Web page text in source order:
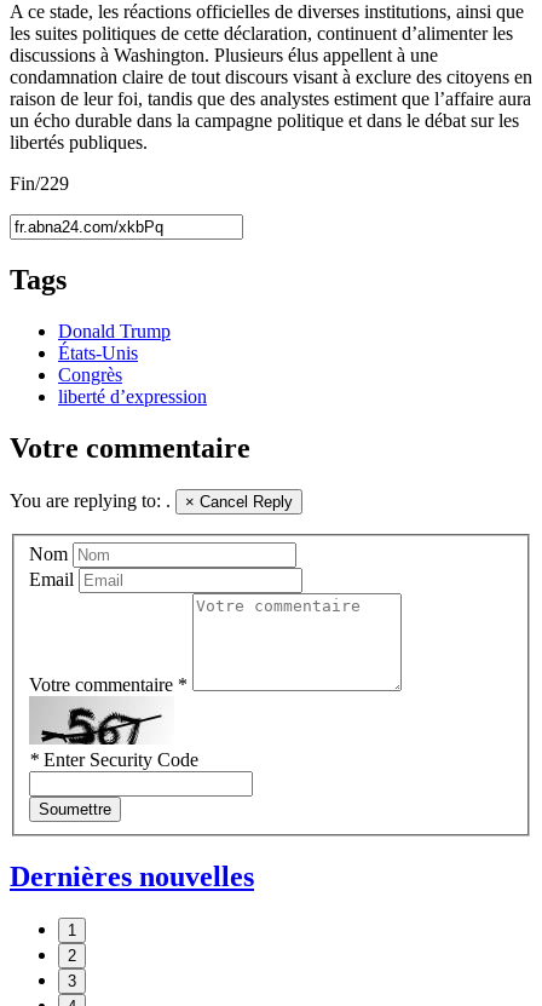
A ce stade, les réactions officielles de diverses institutions, ainsi que
les suites politiques de cette déclaration, continuent d’alimenter les
discussions à Washington. Plusieurs élus appellent à une
condamnation claire de tout discours visant à exclure des citoyens en
raison de leur foi, tandis que des analystes estiment que l’affaire aura
un écho durable dans la campagne politique et dans le débat sur les
libertés publiques.
Fin/229
Tags
Donald Trump
États-Unis
Congrès
liberté d’expression
Votre commentaire
You are replying to: . × Cancel Reply
Nom
Email
Votre commentaire *
* Enter Security Code
Soumettre
Dernières nouvelles
1
2
3